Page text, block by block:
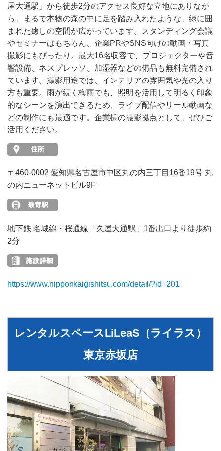
屋大通駅」から徒歩2分のアクセス良好な立地にありなが
ら、まるで本物の森の中に足を踏み入れたような、緑に囲
まれた癒しの空間が広がっています。スタンディング会議
やセミナーはもちろん、企業PRやSNS向けの動画・写真
撮影にもぴったり。最大16名収容で、プロジェクターや音
響設備、ネスプレッソ、加湿器などの備品も無料完備され
ています。撮影用途では、インテリアの雰囲気や光の入り
方も重要。雨が続く梅雨でも、照明を活用して明るく印象
的なシーンを演出できるため、ライブ配信やリール動画な
どの制作にも最適です。企業様の撮影拠点として、ぜひご
活用ください。
〒460-0002 愛知県名古屋市中区丸の内三丁目16番19号 丸
の内ニューネットビル9F
地下鉄 名城線・桜通線「久屋大通駅」1番出口より徒歩約
2分
https://www.nipponkaigishitsu.com/detail/?id=201
レンタルスペースLiLeaS（ライラス）
東京赤坂店